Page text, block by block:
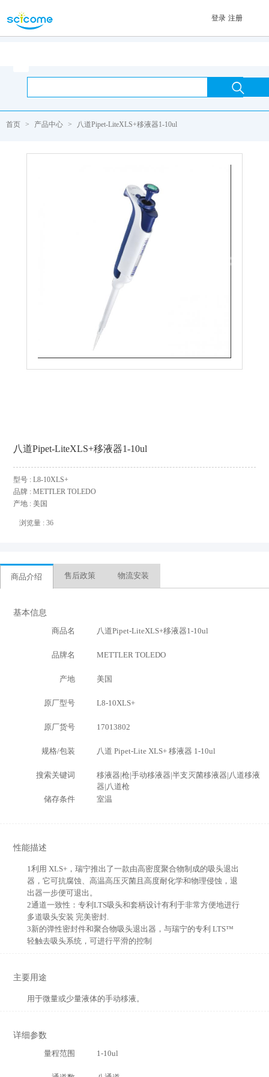
登录 注册

首页 > 产品中心 > 八道Pipet-LiteXLS+移液器1-10ul
八道Pipet-LiteXLS+移液器1-10ul
型号 : L8-10XLS+
品牌 : METTLER TOLEDO
产地 : 美国
浏览量 : 36
商品介绍 售后政策 物流安装
基本信息
商品名
八道Pipet-LiteXLS+移液器1-10ul
品牌名 METTLER TOLEDO
产地 美国
原厂型号 L8-10XLS+
原厂货号 17013802
规格/包装 八道 Pipet-Lite XLS+ 移液器 1-10ul
搜索关键词
移液器|枪|手动移液器|半支灭菌移液器|八道移液
器|八道枪
储存条件
室温
性能描述
1利用 XLS+，瑞宁推出了一款由高密度聚合物制成的吸头退出
器，它可抗腐蚀、高温高压灭菌且高度耐化学和物理侵蚀，退
出器一步便可退出。
2通道一致性：专利LTS吸头和套柄设计有利于非常方便地进行
多道吸头安装 完美密封.
3新的弹性密封件和聚合物吸头退出器，与瑞宁的专利 LTS™
轻触去吸头系统，可进行平滑的控制
主要用途
用于微量或少量液体的手动移液。
详细参数
量程范围
1-10ul